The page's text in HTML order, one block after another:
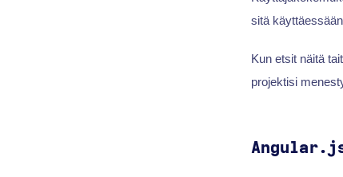
sitä
Kun etsit näitä
projektisi